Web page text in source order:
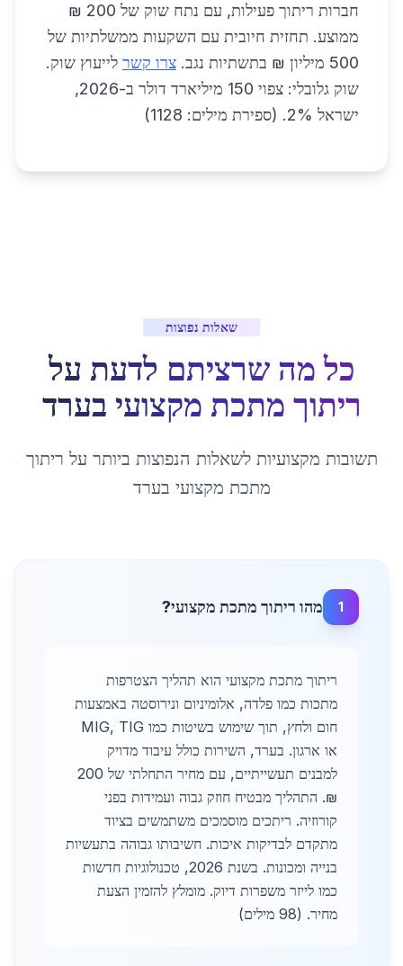
חברות ריתוך פעילות, עם נתח שוק של 200 ₪
ממוצע. תחזית חיובית עם השקעות ממשלתיות של
500 מיליון ₪ בתשתיות נגב.
צרו קשר לייעוץ שוק.
שוק גלובלי: צפוי 150 מיליארד דולר ב-2026,
ישראל 2%. (ספירת מילים: 1128)
שאלות נפוצות
כל מה שרציתם לדעת על
ריתוך מתכת מקצועי בערד
תשובות מקצועיות לשאלות הנפוצות ביותר על ריתוך
מתכת מקצועי בערד
1 מהו ריתוך מתכת מקצועי?
ריתוך מתכת מקצועי הוא תהליך הצטרפות
מתכות כמו פלדה, אלומיניום ונירוסטה באמצעות
חום ולחץ, תוך שימוש בשיטות כמו MIG, TIG
או ארגון. בערד, השירות כולל עיבוד מדויק
למבנים תעשייתיים, עם מחיר התחלתי של 200
₪. התהליך מבטיח חוזק גבוה ועמידות בפני
קורוזיה. ריתכים מוסמכים משתמשים בציוד
מתקדם לבדיקות איכות. חשיבותו גבוהה בתעשיות
בנייה ומכונות. בשנת 2026, טכנולוגיות חדשות
כמו לייזר משפרות דיוק. מומלץ להזמין הצעת
מחיר. (98 מילים)